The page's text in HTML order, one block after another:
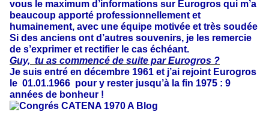
vous le maximum d’informations sur Eurogros qui m’a
beaucoup apporté professionnellement et
humainement, avec une équipe motivée et très soudée
Si des anciens ont d’autres souvenirs, je les remercie
de s’exprimer et rectifier le cas échéant.
Guy, tu as commencé de suite par Eurogros ?
Je suis entré en décembre 1961 et j’ai rejoint Eurogros
le 01.01.1966 pour y rester jusqu’à la fin 1975 : 9
années de bonheur !